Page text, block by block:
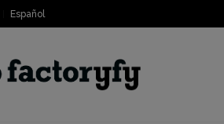
Español